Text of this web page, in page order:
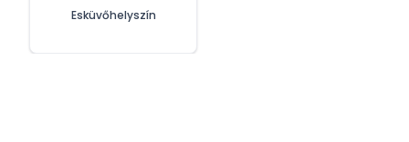
Esküvőhelyszín